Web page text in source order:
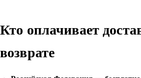
Кто оплачивает
возврате